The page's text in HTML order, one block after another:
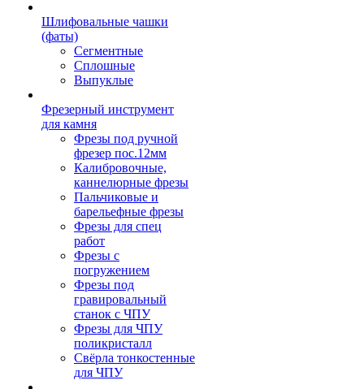
Шлифовальные чашки
(фаты)
Сегментные
Сплошные
Выпуклые
Фрезерный инструмент
для камня
Фрезы под ручной
фрезер пос.12мм
Калибровочные,
каннелюрные фрезы
Пальчиковые и
барельефные фрезы
Фрезы для спец
работ
Фрезы с
погружением
Фрезы под
гравировальный
станок с ЧПУ
Фрезы для ЧПУ
поликристалл
Свёрла тонкостенные
для ЧПУ